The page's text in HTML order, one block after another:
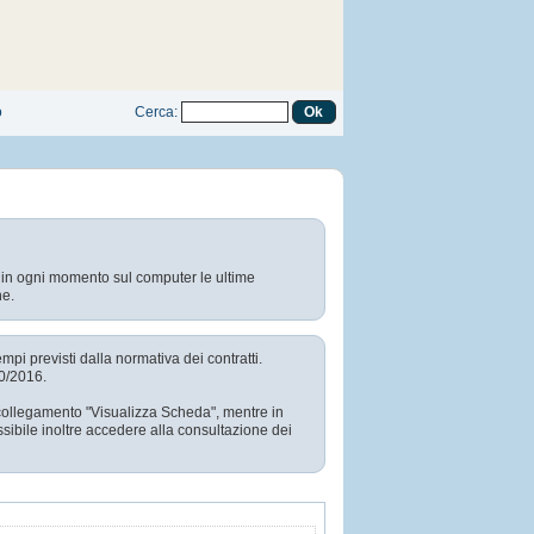
Cerca:
ogni momento sul computer le ultime
previsti dalla normativa dei contratti.
2016.
"Visualizza Scheda", mentre in
inoltre accedere alla consultazione dei